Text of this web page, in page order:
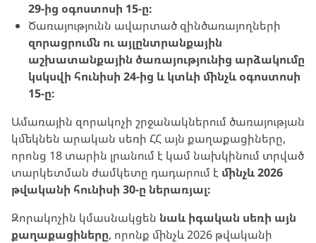
29-ից օգոստոսի 15-ը։
Ծառայությունն ավարտած զինծառայողների
զորացրումն ու այլընտրանքային
աշխատանքային ծառայությունից արձակումը
կսկսվի հունիսի 24-ից և կտևի մինչև օգոստոսի
15-ը։
Ամառային զորակոչի շրջանակներում ծառայության
կմեկնեն արական սեռի ՀՀ այն քաղաքացիները,
որոնց 18 տարին լրանում է կամ նախկինում տրված
տարկետման ժամկետը դադարում է մինչև 2026
թվականի հունիսի 30-ը ներառյալ։
Զորակոչին կմասնակցեն նաև իգական սեռի այն
քաղաքացիները, որոնք մինչև 2026 թվականի